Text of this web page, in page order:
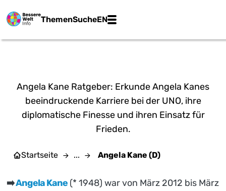
ThemenSucheEN
Main navigation
Angela Kane Ratgeber: Erkunde Angela Kanes
beeindruckende Karriere bei der UNO, ihre
diplomatische Finesse und ihren Einsatz für
Frieden.
Startseite ... Angela Kane (D)
➡️Angela Kane (* 1948) war von März 2012 bis März